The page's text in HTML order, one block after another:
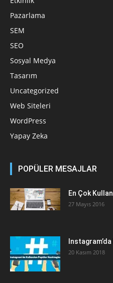
Pazarlama
SEM
SEO
Sosyal Medya
Tasarım
Uncategorized
Web Siteleri
WordPress
Yapay Zeka
POPÜLER MESAJLAR
En Çok
27 Mayıs 2016
20 Kasım 2018